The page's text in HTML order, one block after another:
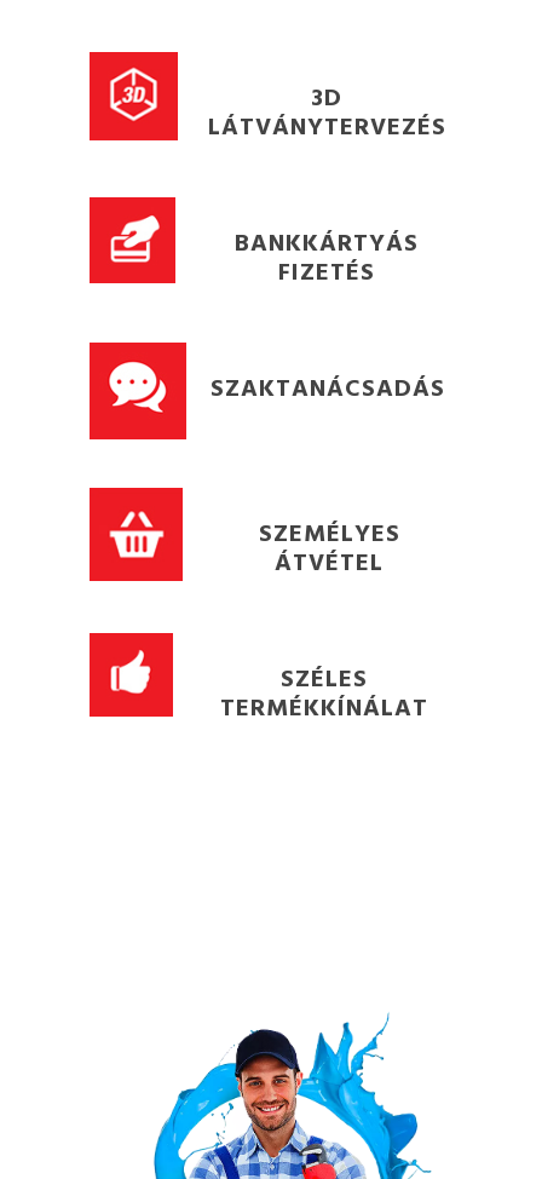
3D
LÁTVÁNYTERVEZÉS
BANKKÁRTYÁS
FIZETÉS
SZAKTANÁCSADÁS
SZEMÉLYES
ÁTVÉTEL
SZÉLES
TERMÉKKÍNÁLAT